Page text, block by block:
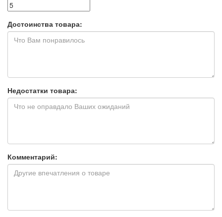
Достоинства товара:
Недостатки товара:
Комментарий: